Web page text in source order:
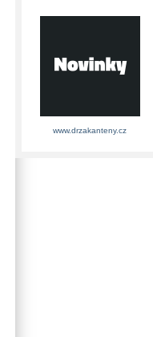
www.drzakanteny.cz